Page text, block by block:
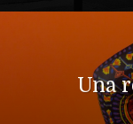
Una